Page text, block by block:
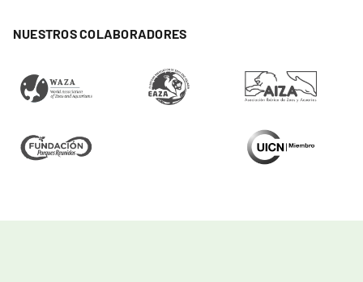
NUESTROS COLABORADORES